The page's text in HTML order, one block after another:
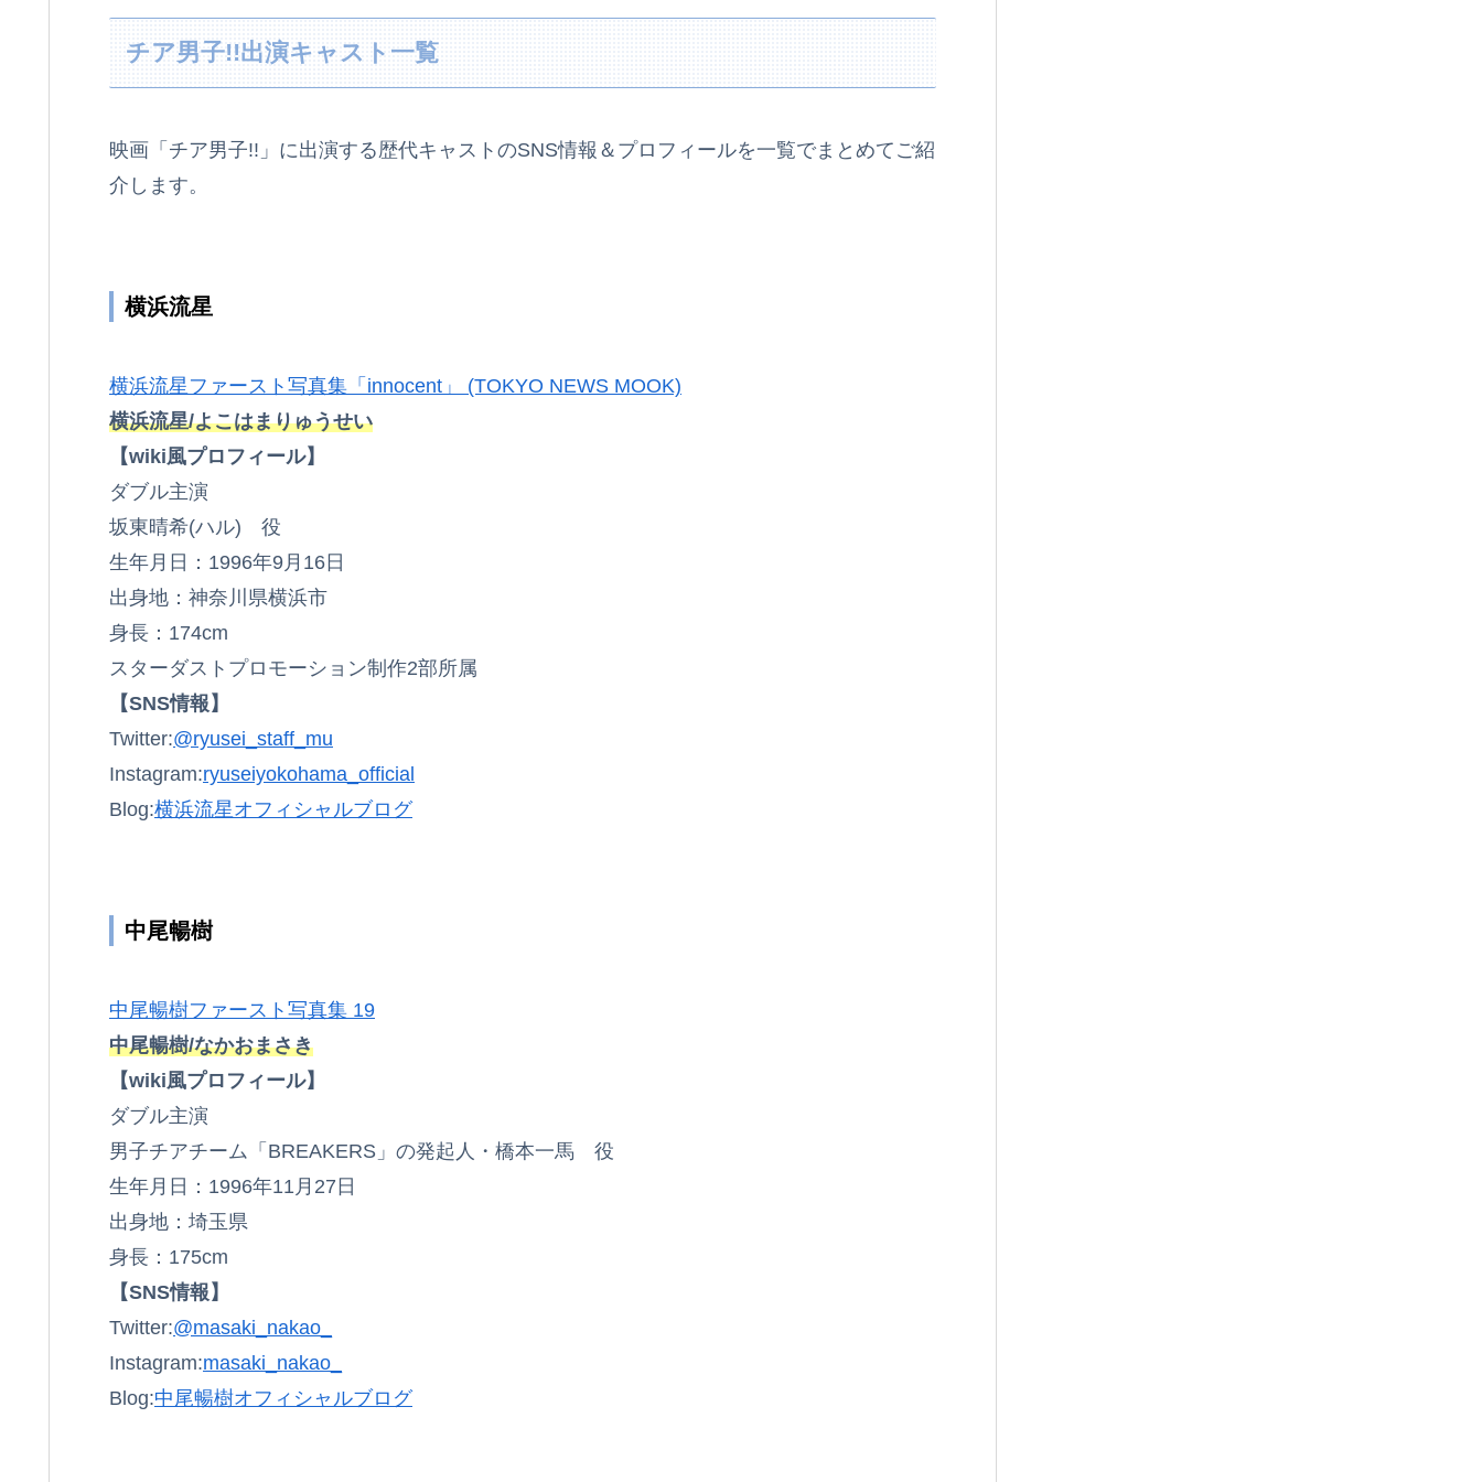
チア男子!!出演キャスト一覧
映画「チア男子!!」に出演する歴代キャストのSNS情報＆プロフィールを一覧でまとめてご紹
介します。
横浜流星
横浜流星ファースト写真集「innocent」 (TOKYO NEWS MOOK)
横浜流星/よこはまりゅうせい
【wiki風プロフィール】
ダブル主演
坂東晴希(ハル) 役
生年月日：1996年9月16日
出身地：神奈川県横浜市
身長：174cm
スターダストプロモーション制作2部所属
【SNS情報】
Twitter:@ryusei_staff_mu
Instagram:ryuseiyokohama_official
Blog:横浜流星オフィシャルブログ
中尾暢樹
中尾暢樹ファースト写真集 19
中尾暢樹/なかおまさき
【wiki風プロフィール】
ダブル主演
男子チアチーム「BREAKERS」の発起人・橋本一馬 役
生年月日：1996年11月27日
出身地：埼玉県
身長：175cm
【SNS情報】
Twitter:@masaki_nakao_
Instagram:masaki_nakao_
Blog:中尾暢樹オフィシャルブログ